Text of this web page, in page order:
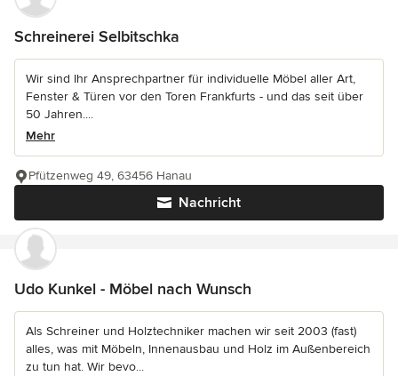
Schreinerei Selbitschka
Wir sind Ihr Ansprechpartner für individuelle Möbel aller Art,
Fenster & Türen vor den Toren Frankfurts - und das seit über
50 Jahren....
Mehr
Nachricht
Pfützenweg 49, 63456 Hanau
Udo Kunkel - Möbel nach Wunsch
Als Schreiner und Holztechniker machen wir seit 2003 (fast)
alles, was mit Möbeln, Innenausbau und Holz im Außenbereich
zu tun hat. Wir bevo...